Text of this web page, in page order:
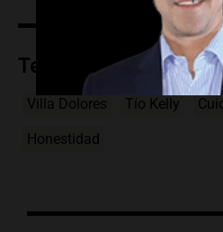
Temas
Villa Dolores Tío Kelly
Honestidad